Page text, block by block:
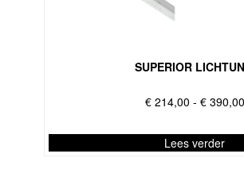
SUPERIOR
€214,00 - €390,00
Lees verder